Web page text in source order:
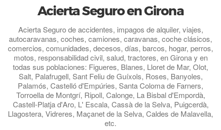
Acierta Seguro en Girona
Acierta Seguro de accidentes, impagos de alquiler, viajes,
autocaravanas, coches, camiones, caravanas, coche clásicos,
comercios, comunidades, decesos, días, barcos, hogar, perros,
motos, responsabilidad civil, salud, tractores, en Girona y en
todas sus poblaciones: Figueres, Blanes, Lloret de Mar, Olot,
Salt, Palafrugell, Sant Feliu de Guíxols, Roses, Banyoles,
Palamós, Castelló d'Empúries, Santa Coloma de Farners,
Torroella de Montgrí, Ripoll, Calonge, La Bisbal d'Empordà,
Castell-Platja d'Aro, L' Escala, Cassà de la Selva, Puigcerdà,
Llagostera, Vidreres, Maçanet de la Selva, Caldes de Malavella,
etc.